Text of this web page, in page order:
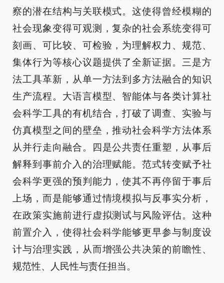
察的潜在结构与关联模式。这使得曾经模糊的
社会现象变得可观测，复杂的社会系统变得可
刻画、可比较、可检验，为理解权力、规范、
集体行为等核心议题提供了全新证据。三是方
法工具革新，从单一方法到多方法融合的知识
生产流程。大语言模型、智能体与各类计算社
会科学工具的有机结合，打破了调查、实验与
仿真模型之间的壁垒，推动社会科学方法体系
从并行走向融合。四是公共责任重塑，从事后
解释到事前介入的治理赋能。范式转变赋予社
会科学更强的预判能力，使其不再停留于事后
上场，而是能够通过情境模拟与反事实分析，
在政策实施前进行虚拟测试与风险评估。这种
前置介入，使得社会科学能够更早参与制度设
计与治理实践，从而增强公共决策的前瞻性、
规范性、人民性与责任担当。